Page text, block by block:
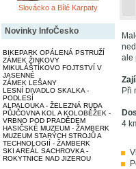
Slovácko a Bílé Karpaty
Novinky InfoČesko
BIKEPARK OPÁLENÁ PSTRUŽÍ
ZÁMEK ŽINKOVY
MIKULÁŠTÍKOVO FOJTSTVÍ V
JASENNÉ
ZÁMEK LEŠANY
LESNÍ DIVADLO SKALKA -
PODLESÍ
ALPALOUKA - ŽELEZNÁ RUDA
PŮJČOVNA KOL A KOLOBĚŽEK -
VRBNO POD PRADĚDEM
HASIČSKÉ MUZEUM - ŽAMBERK
MUZEUM STARÝCH STROJŮ A
TECHNOLOGIÍ - ŽAMBERK
SKI AREÁL SACHROVKA -
ROKYTNICE NAD JIZEROU
ale
Při
4